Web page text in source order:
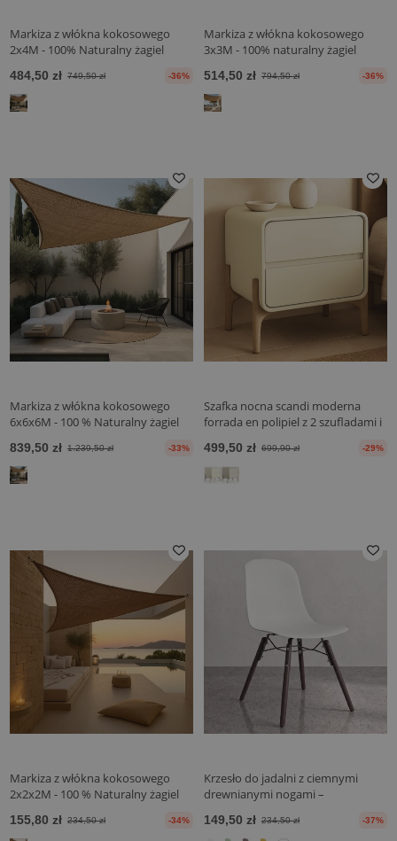
Markiza z włókna kokosowego
2x4M - 100% Naturalny żagiel
484,50 zł 749,50 zł -36%
Markiza z włókna kokosowego
3x3M - 100% naturalny żagiel
514,50 zł 794,50 zł -36%
Markiza z włókna kokosowego
6x6x6M - 100 % Naturalny żagiel
839,50 zł 1.239,50 zł -33%
Szafka nocna scandi moderna
forrada en polipiel z 2 szufladami i
Bennis
499,50 zł 699,90 zł -29%
Markiza z włókna kokosowego
2x2x2M - 100 % Naturalny żagiel
155,80 zł 234,50 zł -34%
Krzesło do jadalni z ciemnymi
drewnianymi nogami –
Broly
149,50 zł 234,50 zł -37%